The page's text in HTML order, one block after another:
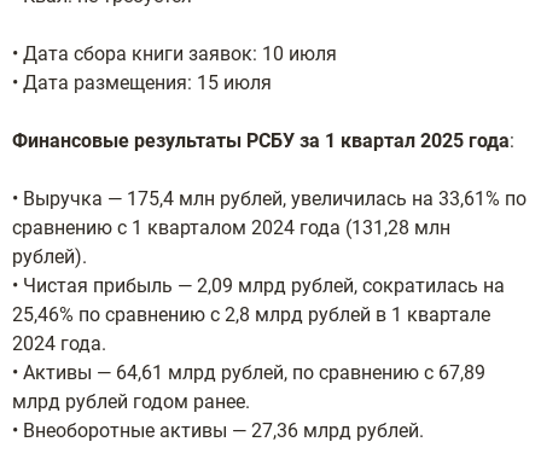
• Дата сбора книги заявок: 10 июля
• Дата размещения: 15 июля
Финансовые результаты РСБУ за 1 квартал 2025 года:
• Выручка — 175,4 млн рублей, увеличилась на 33,61% по
сравнению с 1 кварталом 2024 года (131,28 млн
рублей).
• Чистая прибыль — 2,09 млрд рублей, сократилась на
25,46% по сравнению с 2,8 млрд рублей в 1 квартале
2024 года.
• Активы — 64,61 млрд рублей, по сравнению с 67,89
млрд рублей годом ранее.
• Внеоборотные активы — 27,36 млрд рублей.